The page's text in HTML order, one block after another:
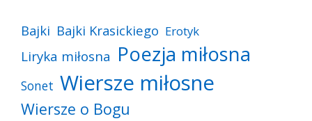
Bajki Bajki Krasickiego Erotyk
Liryka miłosna Poezja miłosna
Sonet Wiersze miłosne
Wiersze o Bogu